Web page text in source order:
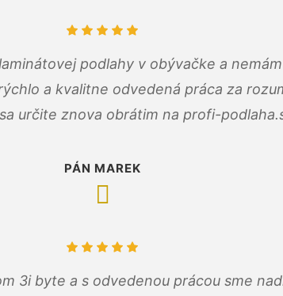
podlahy v obývačke a
a kvalitne odvedená práca za
určite znova obrátim na profi-
PÁN MAREK
3i byte a s odvedenou prácou sme